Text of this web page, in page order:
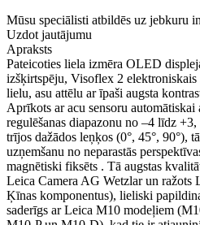
Mūsu speciālisti atbildēs uz jebkuru
Uzdot jautājumu
Apraksts
Pateicoties liela izmēra OLED
izšķirtspēju, Visoflex 2 elektroniskais
lielu, asu attēlu ar īpaši augsta
Aprīkots ar acu sensoru
regulēšanas diapazonu no –4 līdz
trījos dažādos leņķos (0°, 45°, 90°),
uzņemšanu no neparastās
magnētiski fiksēts . Tā augstas
Leica Camera AG Wetzlar un ražots
Ķīnas komponentus), lieliski
saderīgs ar Leica M10 modeļiem